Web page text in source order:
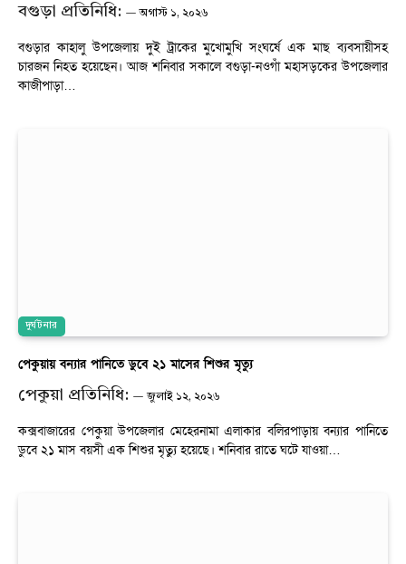
বগুড়া প্রতিনিধি: অগাস্ট ১, ২০২৬
বগুড়ার কাহালু উপজেলায় দুই ট্রাকের মুখোমুখি সংঘর্ষে এক মাছ ব্যবসায়ীসহ
চারজন নিহত হয়েছেন। আজ শনিবার সকালে বগুড়া-নওগাঁ মহাসড়কের উপজেলার
কাজীপাড়া…
দুর্ঘটনার
পেকুয়ায় বন্যার পানিতে ডুবে ২১ মাসের শিশুর মৃত্যু
পেকুয়া প্রতিনিধি: জুলাই ১২, ২০২৬
কক্সবাজারের পেকুয়া উপজেলার মেহেরনামা এলাকার বলিরপাড়ায় বন্যার পানিতে
ডুবে ২১ মাস বয়সী এক শিশুর মৃত্যু হয়েছে। শনিবার রাতে ঘটে যাওয়া…